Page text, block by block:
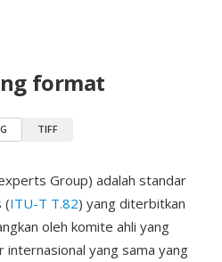
format
TIFF
Group) adalah standar
(ITU-T T.82) yang diterbitkan
oleh komite ahli yang
yang sama yang